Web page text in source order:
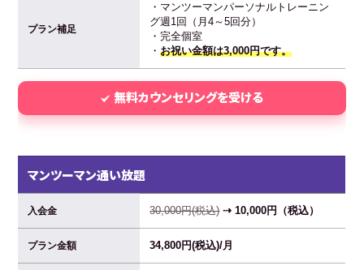
プラン補足
・マンツーマンパーソナルトレーニン
グ週1回（月4～5回分）
・完全個室
・お祝い金額は3,000円です。
無料カウンセリングを受ける
マンツーマン通い放題
入会金 30,000円(税込)⇢ 10,000円（税込）
プラン金額 34,800円(税込)/月